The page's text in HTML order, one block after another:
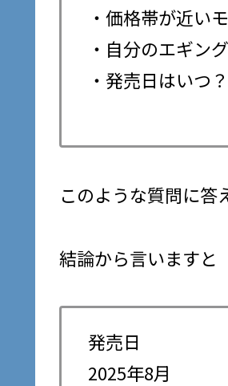
・価格帯が近い
・自分のエギン
・発売日はいつ？
このような質問に答
結論から言いますと
発売日
2025年8月